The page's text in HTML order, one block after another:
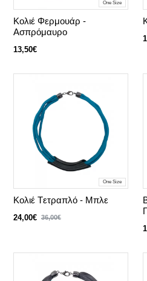
One Size
Κολιέ Φερμουάρ -
Ασπρόμαυρο
13,50€
One Size
Κολιέ Tετραπλό - Mπλε
24,00€ 36,00€